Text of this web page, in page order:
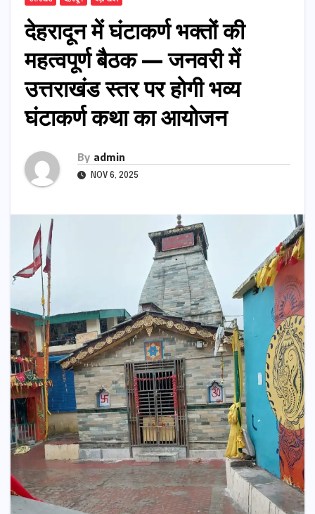
देहरादून में घंटाकर्ण भक्तों की
महत्वपूर्ण बैठक — जनवरी में
उत्तराखंड स्तर पर होगी भव्य
घंटाकर्ण कथा का आयोजन
By admin
NOV 6, 2025